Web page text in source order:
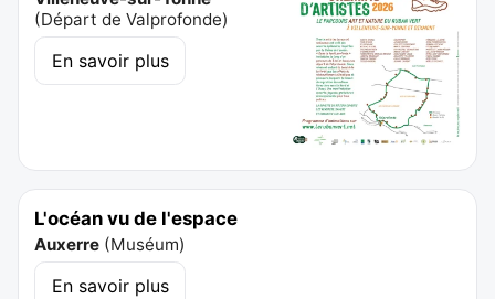
(Départ de Valprofonde)
En savoir plus
L'océan vu de l'espace
Auxerre (Muséum)
En savoir plus